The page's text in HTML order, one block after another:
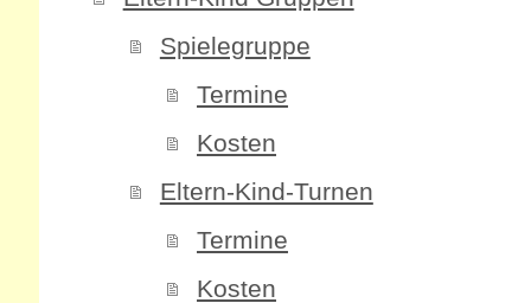
Spielegruppe
Termine
Kosten
Eltern-Kind-Turnen
Termine
Kosten